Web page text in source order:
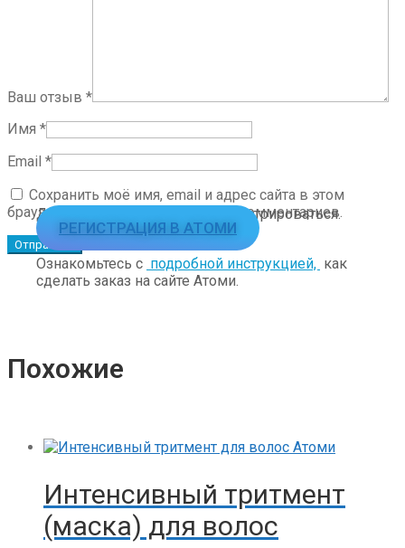
Ваш отзыв *
Имя *
Email *
Сохранить моё имя, email и адрес сайта в этом
браузере для последующих моих комментариев.
Для заказа необходимо зарегистрироваться.
РЕГИСТРАЦИЯ В АТОМИ
Ознакомьтесь с подробной инструкцией, как
сделать заказ на сайте Атоми.
Похожие
Интенсивный тритмент
(маска) для волос